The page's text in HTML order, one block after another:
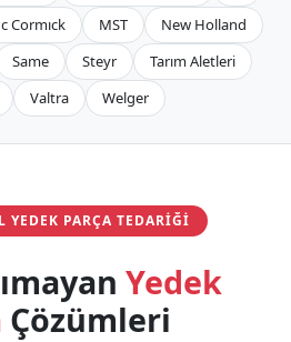
Cormıck MST
New Holland
Same Steyr
Tarım Aletleri
Valtra Welger
YEDEK PARÇA TEDARIĞI
Yedek
Çözümleri